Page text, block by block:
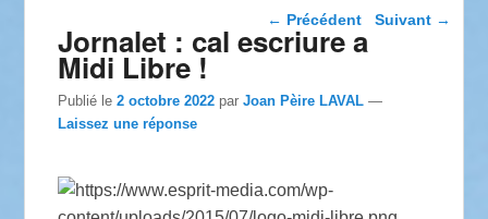
Navigation dans les
← Précédent Suivant →
Jornalet : cal escriure a
Midi Libre !
Publié le2 octobre 2022 parJoan Pèire LAVAL —
Laissez une réponse